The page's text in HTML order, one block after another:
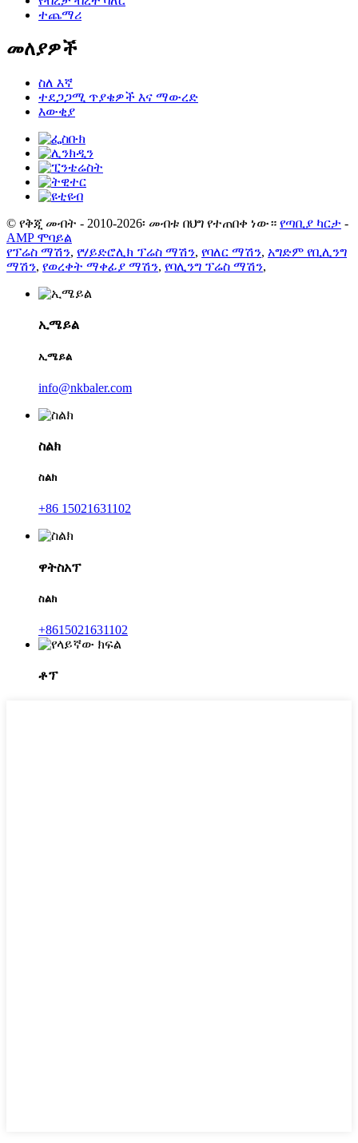
ተጨማሪ
መለያዎች
ስለ እኛ
ተደጋጋሚ ጥያቄዎች እና ማውረድ
እውቂያ
© የቅጂ መብት - 2010-2026፡ መብቱ በህግ የተጠበቀ ነው። የጣቢያ ካርታ -
AMP ሞባይል
የፕሬስ ማሽን, የሃይድሮሊክ ፕሬስ ማሽን, የባለር ማሽን, አግድም የቢሊንግ
ማሽን, የወረቀት ማቀፊያ ማሽን, የባሊንግ ፕሬስ ማሽን,
ኢሜይል
ኢሜይል
info@nkbaler.com
ስልክ
ስልክ
+86 15021631102
ዋትስአፕ
ስልክ
+8615021631102
ቶፕ